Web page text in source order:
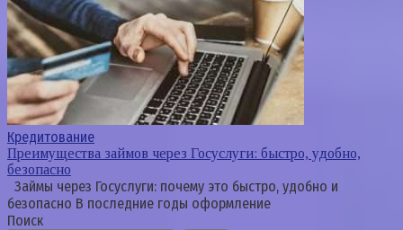
Кредитование
Преимущества займов через Госуслуги: быстро, удобно,
безопасно
Займы через Госуслуги: почему это быстро, удобно и
безопасно В последние годы оформление
Поиск